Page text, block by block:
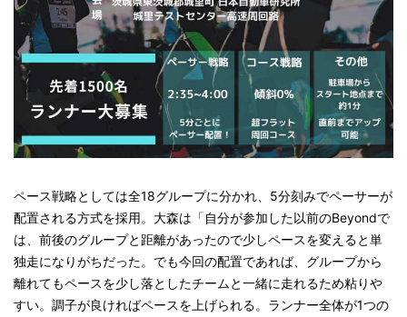
ペース戦略としては全18グループに分かれ、5分刻みでペーサーが
配置される方式を採用。大森は「自分が参加した以前のBeyondで
は、前後のグループと距離があったので少しペースを変えると単
独走になりがちだった。でも今回の配置であれば、グループから
離れてもペースを少し落としたチームと一緒に走れるため粘りや
すい。調子が良ければペースを上げられる。ランナー全体が1つの